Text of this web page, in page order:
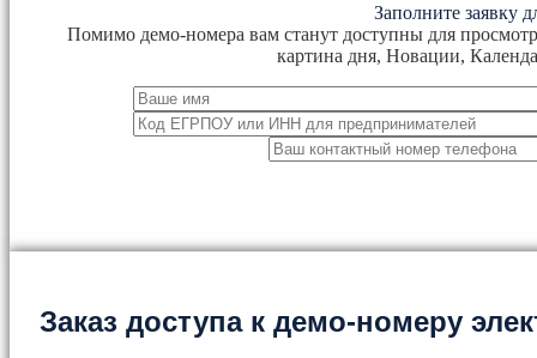
Заполните заявку
Помимо демо-номера вам станут доступны для
картина дня, Новации,
Заказ доступа к демо-номеру